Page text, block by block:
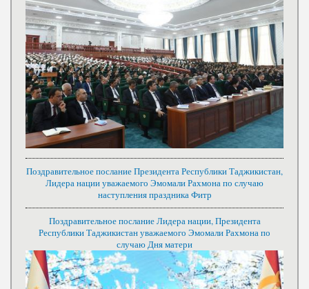
Поздравительное послание Президента Республики Таджикистан,
Лидера нации уважаемого Эмомали Рахмона по случаю
наступления праздника Фитр
Поздравительное послание Лидера нации, Президента
Республики Таджикистан уважаемого Эмомали Рахмона по
случаю Дня матери